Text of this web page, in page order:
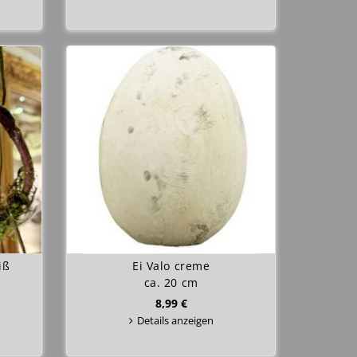
Ei Valo creme
ca. 20 cm
8,99 €
Details anzeigen